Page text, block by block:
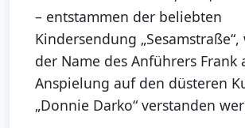
– entstammen der beliebten
Kindersendung
der Name des Anführers Frank
Anspielung auf den düsteren
„Donnie Darko“ verstanden